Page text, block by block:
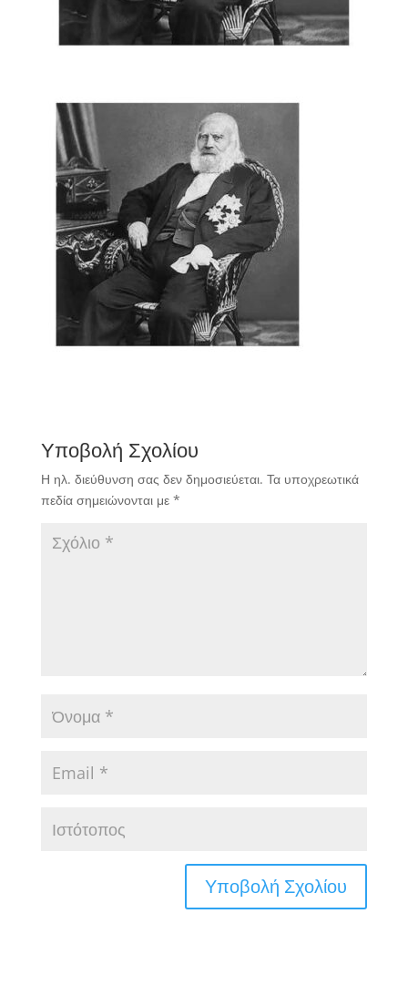
Υποβολή Σχολίου
Η ηλ. διεύθυνση σας δεν δημοσιεύεται. Τα υποχρεωτικά
πεδία σημειώνονται με *